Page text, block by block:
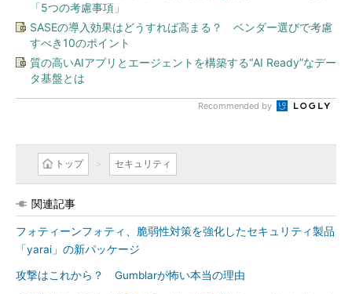
「5つの考慮事項」
SASEの導入効果はどうすれば高まる？ ベンダー選びで考慮
すべき10のポイント
質の高いAIアプリとエージェントを構築する“AI Ready”なデー
タ基盤とは
Recommended by
トップ セキュリティ
関連記事
フォティーンフォティ、脆弱性対策を強化したセキュリティ製品
「yarai」の新パッケージ
攻撃はこれから？ Gumblarが怖い本当の理由